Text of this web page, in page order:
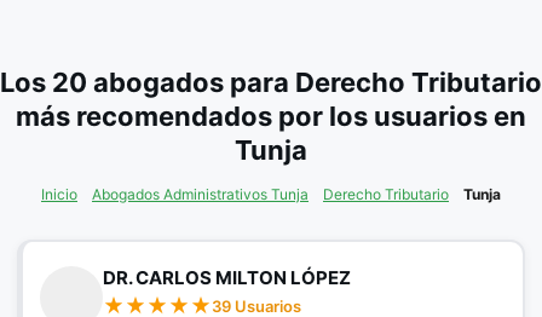
Los 20 abogados para Derecho Tributario
más recomendados por los usuarios en
Tunja
Inicio Abogados Administrativos Tunja Derecho Tributario Tunja
DR. CARLOS MILTON LÓPEZ
39 Usuarios